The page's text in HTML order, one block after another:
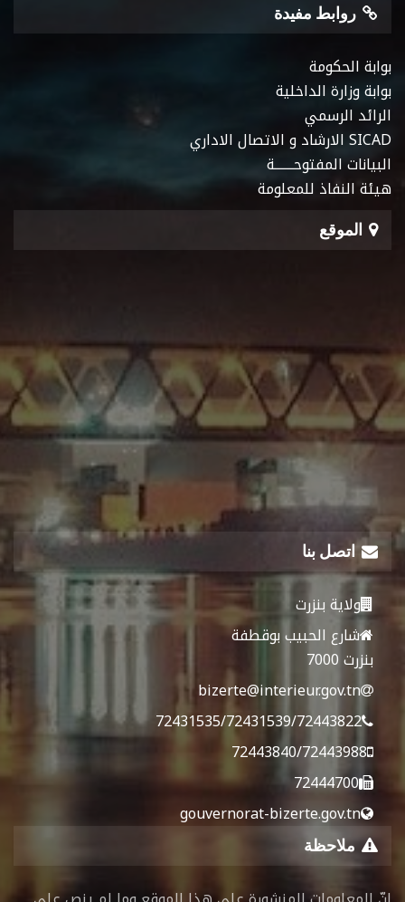
روابط مفيدة
بوابة الحكومة
بوابة وزارة الداخلية
الرائد الرسمي
SICAD الارشاد و الاتصال الاداري
البيانات المفتوحـــــــة
هيئة النفاذ للمعلومة
الموقع
اتصل بنا
ولاية بنزرت
شارع الحبيب بوقطفة
بنزرت 7000
bizerte@interieur.gov.tn
72431535/72431539/72443822
72443840/72443988
72444700
gouvernorat-bizerte.gov.tn
ملاحظة